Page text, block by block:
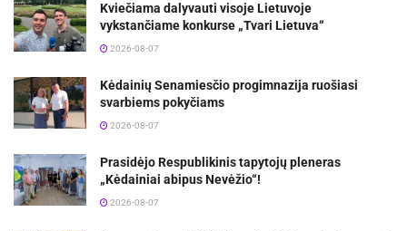
Kviečiama dalyvauti visoje Lietuvoje
vykstančiame konkurse „Tvari Lietuva“
2026-08-07
Kėdainių Senamiesčio progimnazija ruošiasi
svarbiems pokyčiams
2026-08-07
Prasidėjo Respublikinis tapytojų pleneras
„Kėdainiai abipus Nevėžio“!
2026-08-07